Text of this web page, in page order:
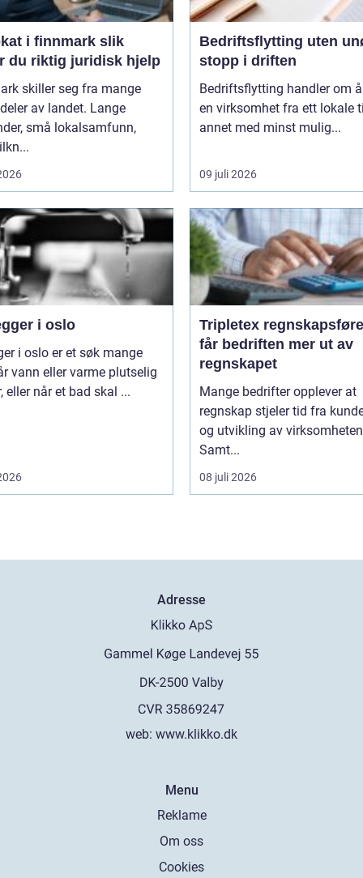
i finnmark slik
du riktig juridisk hjelp
skiller seg fra mange
av landet. Lange
små lokalsamfunn,
Bedriftsflytting uten
stopp i driften
Bedriftsflytting handler om
en virksomhet fra ett lokale
annet med minst mulig...
09 juli 2026
i oslo
i oslo er et søk mange
vann eller varme plutselig
eller når et bad skal ...
Tripletex regnskapsfører
får bedriften mer ut av
regnskapet
Mange bedrifter opplever at
regnskap stjeler tid fra
og utvikling av
Samt...
08 juli 2026
Adresse
web: www.klikko.dk
Menu
Reklame
Om oss
Cookies